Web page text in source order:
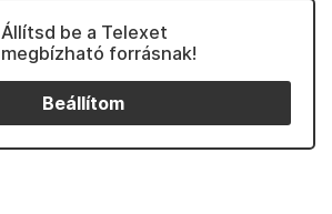
Állítsd be a Telexet
megbízható forrásnak!
Beállítom